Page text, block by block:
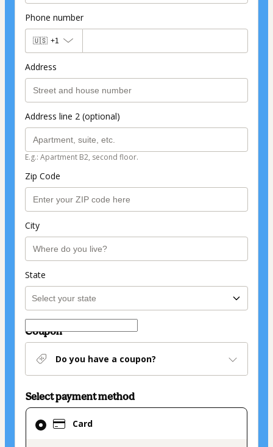
Phone number
🇺🇸 +1
Address
Address line 2 (optional)
E.g.: Apartment B2, second floor.
Zip Code
City
State
Coupon
Do you have a coupon?
Select payment method
Card
Card
selected